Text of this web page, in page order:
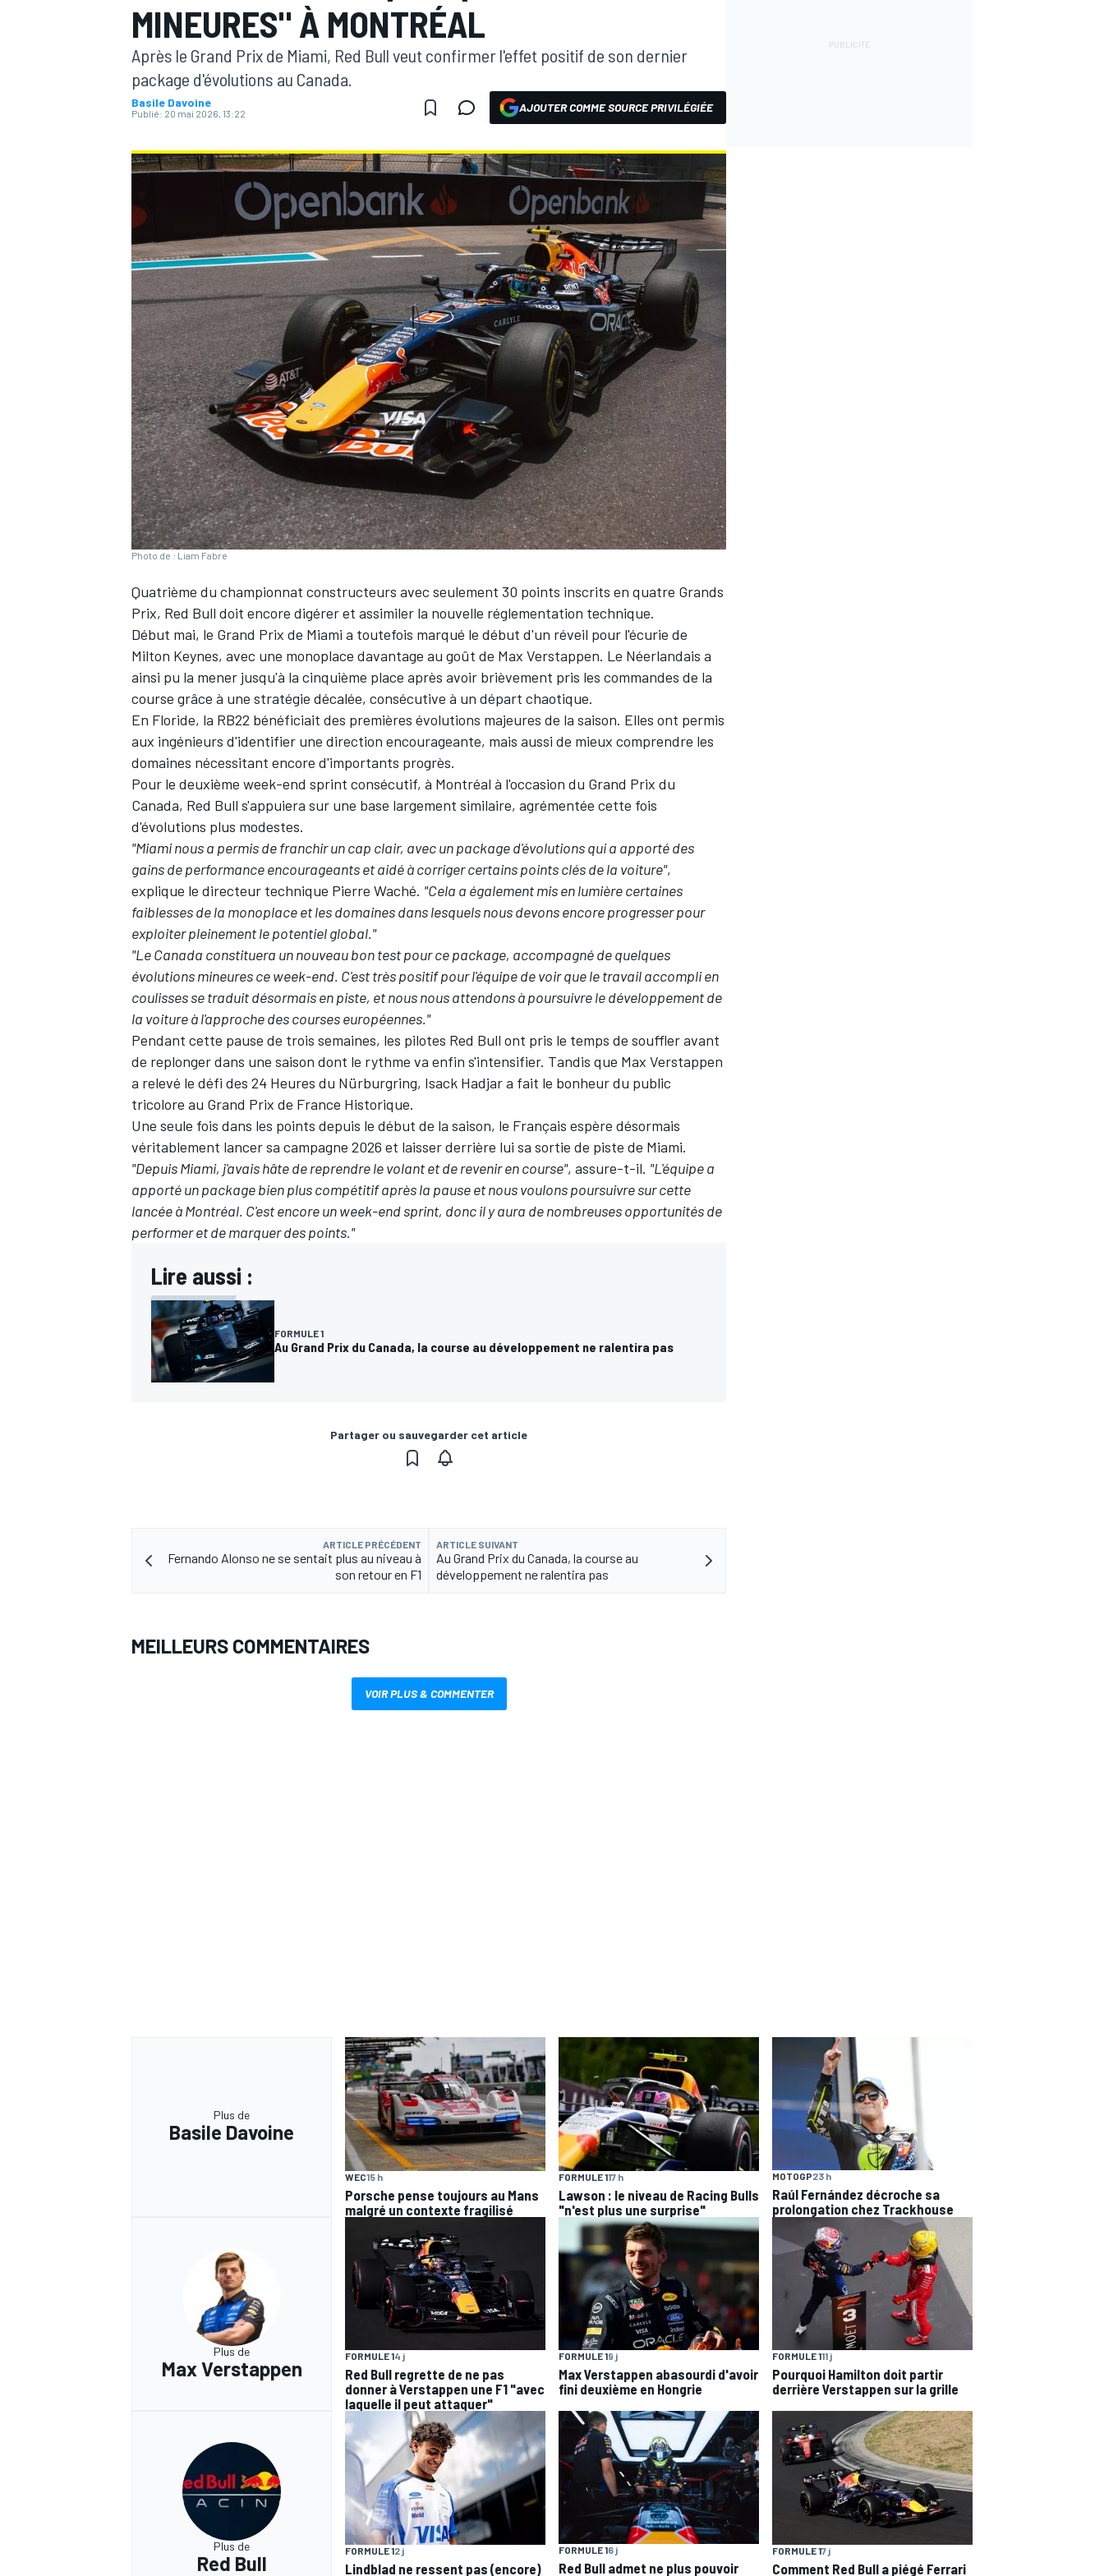
WRC
WEC
MINEURES" À MONTRÉAL
Après le Grand Prix de Miami, Red Bull veut confirmer l'effet positif de son dernier
package d'évolutions au Canada.
Basile Davoine
Publié: 20 mai 2026, 13:22 AJOUTER COMME SOURCE PRIVILÉGIÉE
Photo de : Liam Fabre
Quatrième du championnat constructeurs avec seulement 30 points inscrits en quatre Grands
Prix, Red Bull doit encore digérer et assimiler la nouvelle réglementation technique.
Début mai, le Grand Prix de Miami a toutefois marqué le début d'un réveil pour l'écurie de
Milton Keynes, avec une monoplace davantage au goût de Max Verstappen. Le Néerlandais a
ainsi pu la mener jusqu'à la cinquième place après avoir brièvement pris les commandes de la
course grâce à une stratégie décalée, consécutive à un départ chaotique.
En Floride, la RB22 bénéficiait des premières évolutions majeures de la saison. Elles ont permis
aux ingénieurs d'identifier une direction encourageante, mais aussi de mieux comprendre les
domaines nécessitant encore d'importants progrès.
Pour le deuxième week-end sprint consécutif, à Montréal à l'occasion du Grand Prix du
Canada, Red Bull s'appuiera sur une base largement similaire, agrémentée cette fois
d'évolutions plus modestes.
"Miami nous a permis de franchir un cap clair, avec un package d'évolutions qui a apporté des
gains de performance encourageants et aidé à corriger certains points clés de la voiture",
explique le directeur technique Pierre Waché. "Cela a également mis en lumière certaines
faiblesses de la monoplace et les domaines dans lesquels nous devons encore progresser pour
exploiter pleinement le potentiel global."
"Le Canada constituera un nouveau bon test pour ce package, accompagné de quelques
évolutions mineures ce week-end. C'est très positif pour l'équipe de voir que le travail accompli en
coulisses se traduit désormais en piste, et nous nous attendons à poursuivre le développement de
la voiture à l'approche des courses européennes."
Pendant cette pause de trois semaines, les pilotes Red Bull ont pris le temps de souffler avant
de replonger dans une saison dont le rythme va enfin s'intensifier. Tandis que Max Verstappen
a relevé le défi des 24 Heures du Nürburgring, Isack Hadjara fait le bonheur du public
tricolore au Grand Prix de France Historique.
Une seule fois dans les points depuis le début de la saison, le Français espère désormais
véritablement lancer sa campagne 2026 et laisser derrière lui sa sortie de piste de Miami.
"Depuis Miami, j'avais hâte de reprendre le volant et de revenir en course", assure-t-il. "L'équipe a
apporté un package bien plus compétitif après la pause et nous voulons poursuivre sur cette
lancée à Montréal. C'est encore un week-end sprint, donc il y aura de nombreuses opportunités de
performer et de marquer des points."
Lire aussi :
FORMULE 1
Au Grand Prix du Canada, la course au développement ne ralentira pas
Partager ou sauvegarder cet article
ARTICLE PRÉCÉDENT
Fernando Alonso ne se sentait plus au niveau à
son retour en F1
ARTICLE SUIVANT
Au Grand Prix du Canada, la course au
développement ne ralentira pas
MEILLEURS COMMENTAIRES
VOIR PLUS & COMMENTER
Plus de
Basile Davoine
WEC15 h
Porsche pense toujours au Mans
malgré un contexte fragilisé
FORMULE 117 h
Lawson : le niveau de Racing Bulls
"n'est plus une surprise"
MOTOGP23 h
Raúl Fernández décroche sa
prolongation chez Trackhouse
Plus de
Max Verstappen
FORMULE 14 j
Red Bull regrette de ne pas
donner à Verstappen une F1 "avec
laquelle il peut attaquer"
FORMULE 19 j
Max Verstappen abasourdi d'avoir
fini deuxième en Hongrie
FORMULE 111 j
Pourquoi Hamilton doit partir
derrière Verstappen sur la grille
Plus de
Red Bull
FORMULE 12 j
Lindblad ne ressent pas (encore)
FORMULE 16 j
Red Bull admet ne plus pouvoir
FORMULE 17 j
Comment Red Bull a piégé Ferrari